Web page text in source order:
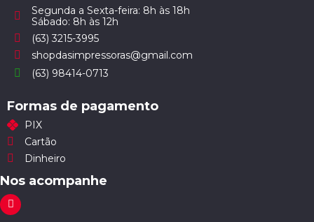
Segunda a Sexta-feira: 8h às 18h
Sábado: 8h às 12h
(63) 3215-3995
shopdasimpressoras@gmail.com
(63) 98414-0713
Formas de pagamento
PIX
Cartão
Dinheiro
Nos acompanhe